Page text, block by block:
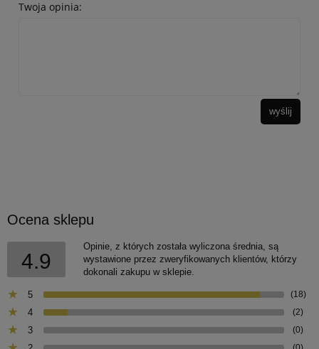
Twoja opinia:
wyślij
Ocena sklepu
4.9
Opinie, z których została wyliczona średnia, są
wystawione przez zweryfikowanych klientów, którzy
dokonali zakupu w sklepie.
5 (18)
4 (2)
3 (0)